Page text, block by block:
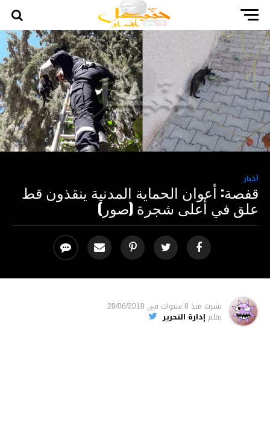
أخبار
قفصة: أعوان الحماية المدنية ينقذون قط
علق في أعلى شجرة (صور)
نشرت منذ 8 سنوات فى 28/06/2018
بقلم إدارة التحرير